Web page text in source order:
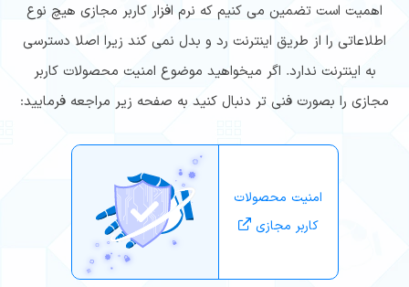
اهمیت است تضمین می کنیم که نرم افزار کاربر مجازی هیچ نوع
اطلاعاتی را از طریق اینترنت رد و بدل نمی کند زیرا اصلا دسترسی
به اینترنت ندارد. اگر میخواهید موضوع امنیت محصولات کاربر
مجازی را بصورت فنی تر دنبال کنید به صفحه زیر مراجعه فرمایید:
امنیت محصولات
کاربر مجازی